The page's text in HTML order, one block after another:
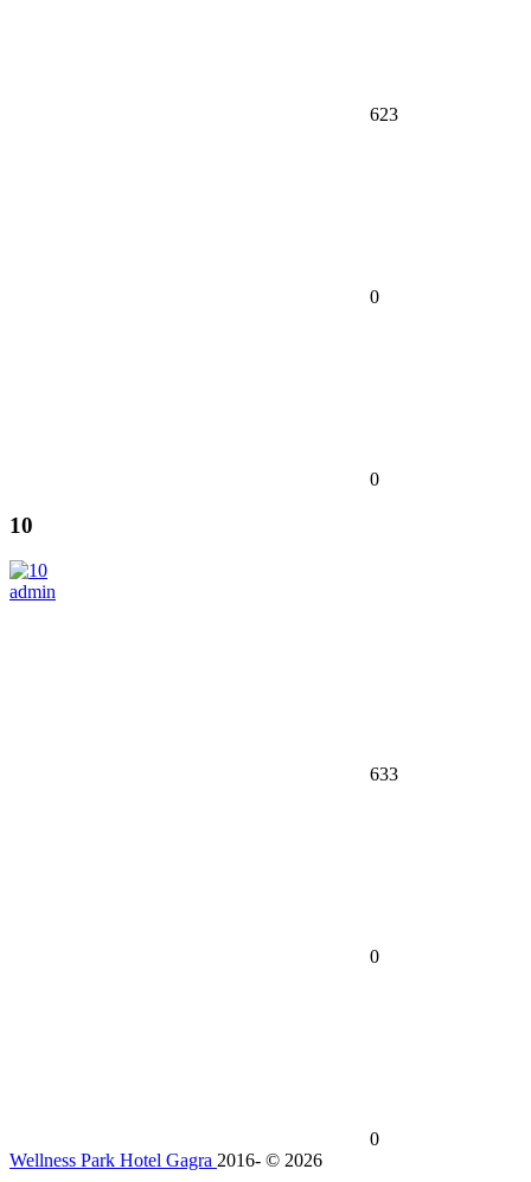
623
0
0
10
admin
633
0
0
Wellness Park Hotel Gagra 2016- © 2026